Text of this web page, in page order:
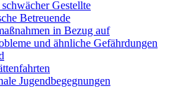
Gestellte
Betreuende
in Bezug auf
und ähnliche Gefährdungen
Jugendbegegnungen